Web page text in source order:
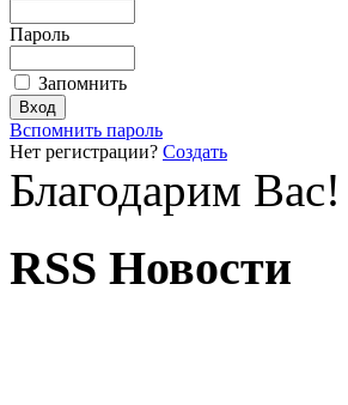
Пароль
Запомнить
Вспомнить пароль
Нет регистрации? Создать
Благодарим Вас!
RSS Новости